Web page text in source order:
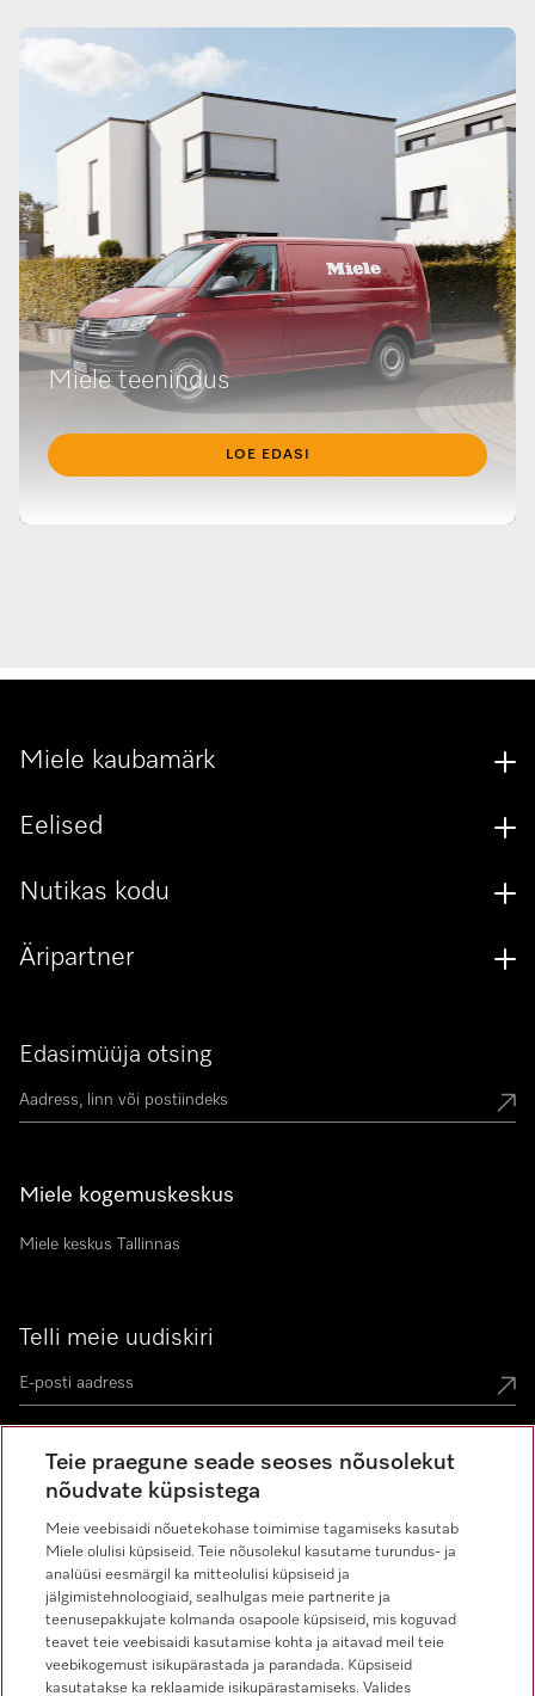
Miele teenindus
LOE EDASI
Edasimüüja otsing
Miele kogemuskeskus
Miele keskus Tallinnas
Telli meie uudiskiri
Miele kaubamärk
Eelised
Nutikas kodu
Äripartner
Teie praegune seade seoses nõusolekut
nõudvate küpsistega
Meie veebisaidi nõuetekohase toimimise tagamiseks kasutab
Miele olulisi küpsiseid. Teie nõusolekul kasutame turundus- ja
analüüsi eesmärgil ka mitteolulisi küpsiseid ja
jälgimistehnoloogiaid, sealhulgas meie partnerite ja
teenusepakkujate kolmanda osapoole küpsiseid, mis koguvad
teavet teie veebisaidi kasutamise kohta ja aitavad meil teie
veebikogemust isikupärastada ja parandada. Küpsiseid
kasutatakse ka reklaamide isikupärastamiseks. Valides